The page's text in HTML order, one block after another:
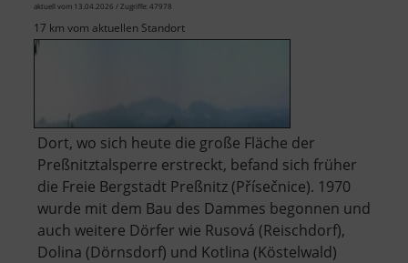
aktuell vom 13.04.2026 / Zugriffe: 47978
17 km vom aktuellen Standort
Dort, wo sich heute die große Fläche der
Preßnitztalsperre erstreckt, befand sich früher
die Freie Bergstadt Preßnitz (Přísečnice). 1970
wurde mit dem Bau des Dammes begonnen und
auch weitere Dörfer wie Rusová (Reischdorf),
Dolina (Dörnsdorf) und Kotlina (Köstelwald)